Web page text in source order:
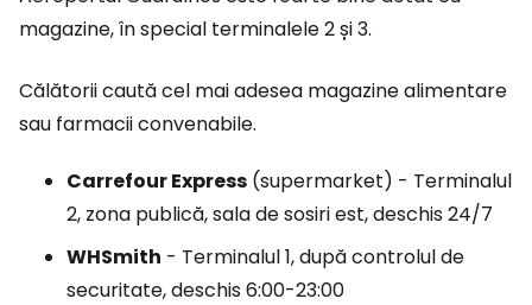
magazine, în special terminalele 2 și 3.
Călătorii caută cel mai adesea magazine alimentare
sau farmacii convenabile.
Carrefour Express (supermarket) - Terminalul
2, zona publică, sala de sosiri est, deschis 24/7
WHSmith - Terminalul 1, după controlul de
securitate, deschis 6:00-23:00